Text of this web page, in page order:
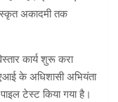
अकादमी तक
कार्य शुरू करा
के अधिशासी अभियंता
टेस्ट किया गया है।